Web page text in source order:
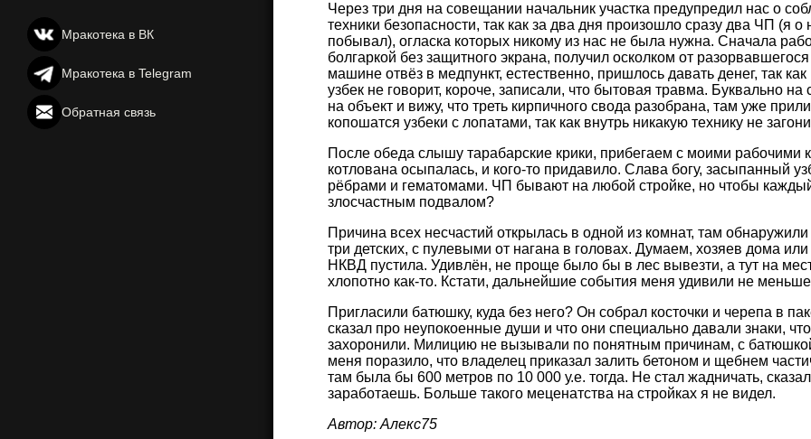
Мракотека в ВК
Мракотека в Telegram
Обратная связь
Через три дня на совещании начальник участка предупредил нас о
техники безопасности, так как за два дня произошло сразу два ЧП (я о
побывал), огласка которых никому из нас не была нужна. Сначала
болгаркой без защитного экрана, получил осколком от
машине отвёз в медпункт, естественно, пришлось давать денег, так
узбек не говорит, короче, записали, что бытовая травма. Буквально
на объект и вижу, что треть кирпичного свода разобрана, там уже
копошатся узбеки с лопатами, так как внутрь никакую технику не
После обеда слышу тарабарские крики, прибегаем с моими рабочими
котлована осыпалась, и кого-то придавило. Слава богу, засыпанный
рёбрами и гематомами. ЧП бывают на любой стройке, но чтобы
злосчастным подвалом?
Причина всех несчастий открылась в одной из комнат, там
три детских, с пулевыми от нагана в головах. Думаем, хозяев дома
НКВД пустила. Удивлён, не проще было бы в лес вывезти, а тут на
хлопотно как-то. Кстати, дальнейшие события меня удивили не
Пригласили батюшку, куда без него? Он собрал косточки и черепа в
сказал про неупокоенные души и что они специально давали знаки,
захоронили. Милицию не вызывали по понятным причинам, с
меня поразило, что владелец приказал залить бетоном и щебнем
там была бы 600 метров по 10 000 у.е. тогда. Не стал жадничать,
заработаешь. Больше такого меценатства на стройках я не видел.
Автор: Алекс75